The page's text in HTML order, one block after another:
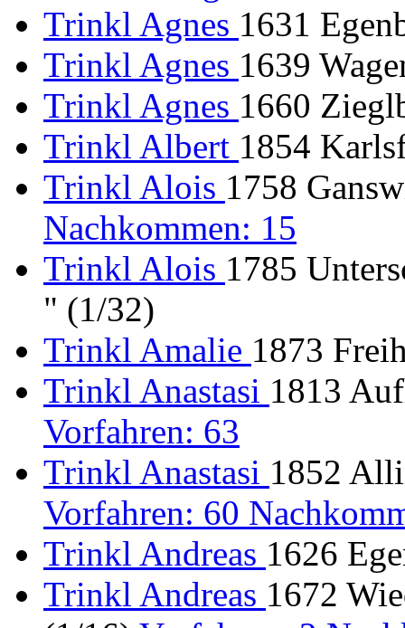
Trinkl Agnes 1631
Trinkl Agnes 1639
Trinkl Agnes 1660
Trinkl Albert 1854
Trinkl Alois 1758
Nachkommen: 15
Trinkl Alois 1785
" (1/32)
Trinkl Amalie 1873
Trinkl Anastasi 1813
Vorfahren: 63
Trinkl Anastasi 1852
Vorfahren: 60
Trinkl Andreas 1626
Trinkl Andreas 1672